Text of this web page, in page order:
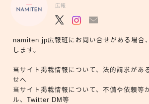
広報
namiten.jp広報班にお問い合せがある場合
します。
当サイト掲載情報について、法的請求があ
せへ
当サイト掲載情報について、不備や依頼等
ル、Twitter DM等